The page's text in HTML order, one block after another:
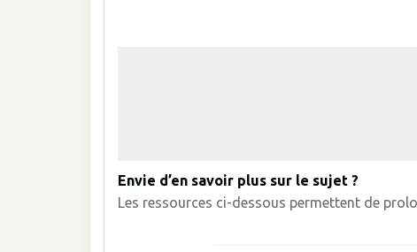
Envie d’en savoir plus sur le sujet ?
Les ressources ci-dessous permettent de